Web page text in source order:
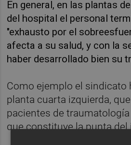
En general, en las plantas
del hospital el personal
"exhausto por el
afecta a su salud, y con la
haber desarrollado bien su
Como ejemplo el sindicato
planta cuarta izquierda,
pacientes de
que constituye la punta del